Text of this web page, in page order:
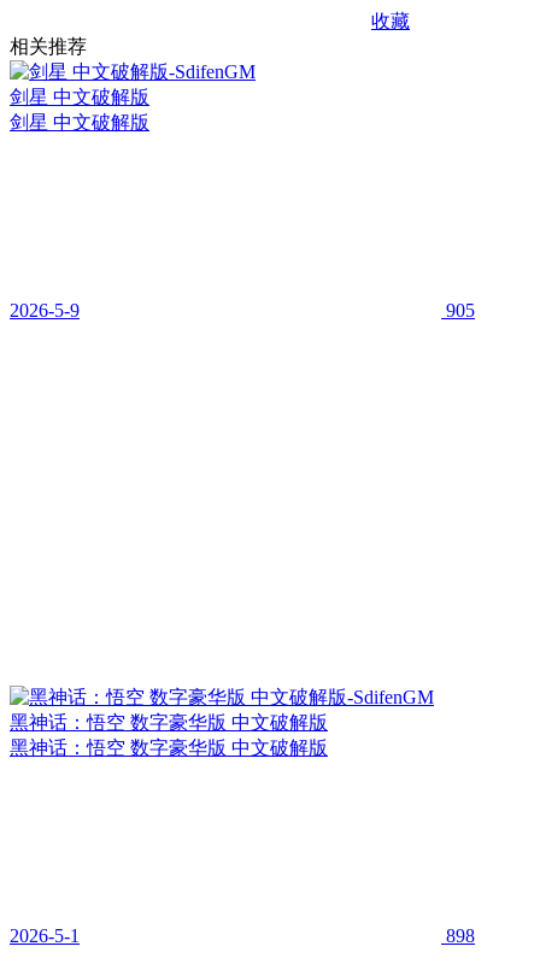
收藏
相关推荐
剑星 中文破解版
剑星 中文破解版
2026-5-9 905
黑神话：悟空 数字豪华版 中文破解版
黑神话：悟空 数字豪华版 中文破解版
2026-5-1 898